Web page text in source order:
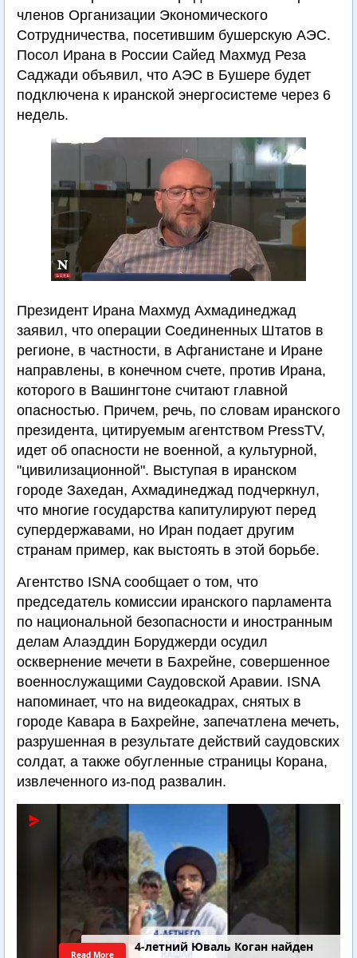
членов Организации Экономического
Сотрудничества, посетившим бушерскую АЭС.
Посол Ирана в России Сайед Махмуд Реза
Саджади объявил, что АЭС в Бушере будет
подключена к иранской энергосистеме через 6
недель.
Президент Ирана Махмуд Ахмадинеджад
заявил, что операции Соединенных Штатов в
регионе, в частности, в Афганистане и Иране
направлены, в конечном счете, против Ирана,
которого в Вашингтоне считают главной
опасностью. Причем, речь, по словам иранского
президента, цитируемым агентством PressTV,
идет об опасности не военной, а культурной,
"цивилизационной". Выступая в иранском
городе Захедан, Ахмадинеджад подчеркнул,
что многие государства капитулируют перед
супердержавами, но Иран подает другим
странам пример, как выстоять в этой борьбе.
Агентство ISNA сообщает о том, что
председатель комиссии иранского парламента
по национальной безопасности и иностранным
делам Алаэддин Боруджерди осудил
осквернение мечети в Бахрейне, совершенное
военнослужащими Саудовской Аравии. ISNA
напоминает, что на видеокадрах, снятых в
городе Кавара в Бахрейне, запечатлена мечеть,
разрушенная в результате действий саудовских
солдат, а также обугленные страницы Корана,
извлеченного из-под развалин.
4-летний Юваль Коган найден
Read More